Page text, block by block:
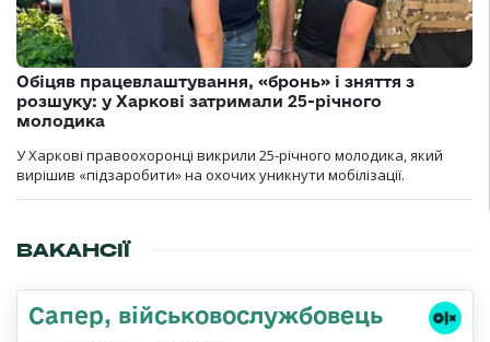
Обіцяв працевлаштування, «бронь» і зняття з
розшуку: у Харкові затримали 25-річного
молодика
У Харкові правоохоронці викрили 25-річного молодика, який
вирішив «підзаробити» на охочих уникнути мобілізації.
ВАКАНСІЇ
Сапер, військовослужбовець